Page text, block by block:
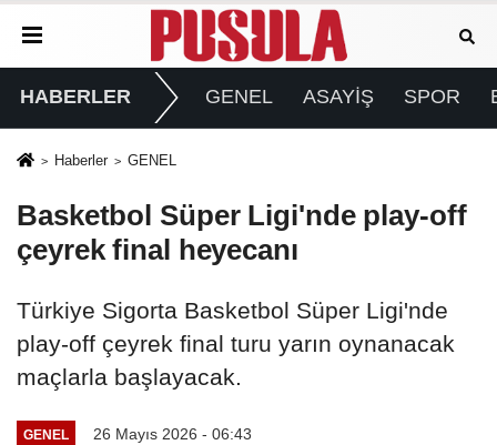
HABERLER GENEL ASAYİŞ SPOR
Haberler GENEL
Basketbol Süper Ligi'nde play-off
çeyrek final heyecanı
Türkiye Sigorta Basketbol Süper Ligi'nde
play-off çeyrek final turu yarın oynanacak
maçlarla başlayacak.
GENEL 26 Mayıs 2026 - 06:43